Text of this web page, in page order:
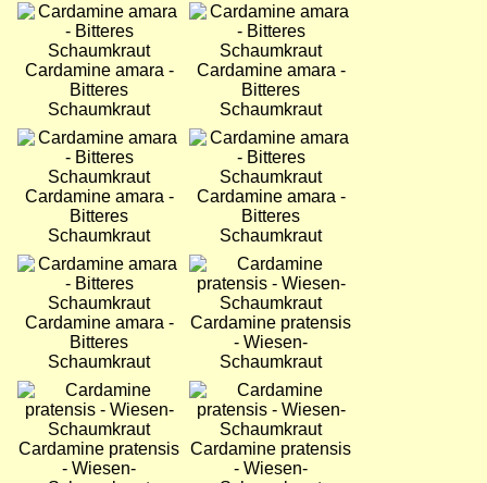
Bild
Cardamine amara -
Bitteres
Schaumkraut
Bild
Cardamine amara -
Bitteres
Schaumkraut
Bild
Cardamine amara -
Bitteres
Schaumkraut
Bild
Cardamine amara -
Bitteres
Schaumkraut
Bild
Cardamine amara -
Bitteres
Schaumkraut
Bild
Cardamine pratensis
- Wiesen-
Schaumkraut
Bild
Cardamine pratensis
- Wiesen-
Bild
Cardamine pratensis
- Wiesen-